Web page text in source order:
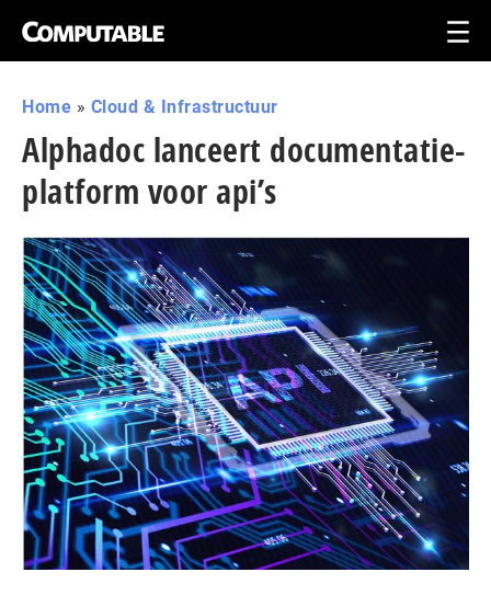
Home » Cloud & Infrastructuur
Alphadoc lanceert documentatie-
platform voor api’s